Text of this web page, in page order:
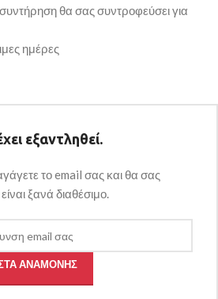
θα σας συντροφεύσει για
ημέρες
εξαντληθεί.
το email σας και θα σας
ξανά διαθέσιμο.
ΑΝΑΜΟΝΉΣ